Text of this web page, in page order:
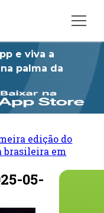
e viva a
palma da
edição do
brasileira em
05-